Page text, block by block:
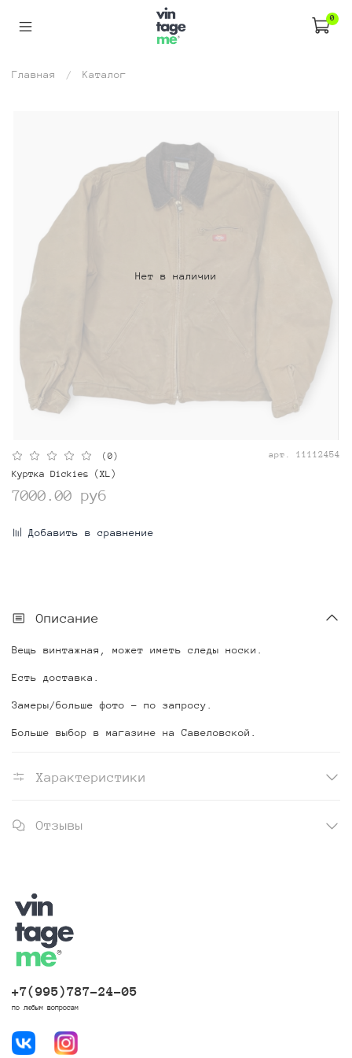
0
Главная Каталог
Нет в наличии
(0) арт. 11112454
Куртка Dickies (XL)
7000.00 руб
Добавить в сравнение
Описание
Вещь винтажная, может иметь следы носки.
Есть доставка.
Замеры/больше фото - по запросу.
Больше выбор в магазине на Савеловской.
Характеристики
Отзывы
+7(995)787-24-05
по любым вопросам